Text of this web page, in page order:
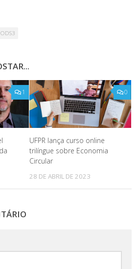
ODS3
1 0
UFPR lança curso online
trilíngue sobre Economia
Circular
28 DE ABRIL DE 2023